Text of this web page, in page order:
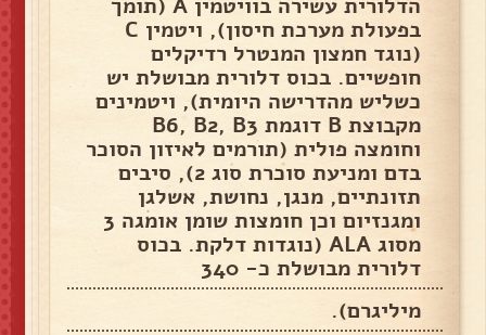
הדלורית עשירה בוויטמין A (תומך
בפעולת מערכת חיסון), ויטמין C
(נוגד חמצון המנטרל רדיקלים
חופשיים. בכוס דלורית מבושלת יש
כשליש מהדרישה היומית), ויטמינים
מקבוצת B דוגמת B6, B2, B3
וחומצה פולית (תורמים לאיזון הסוכר
בדם ומניעת סוכרת סוג 2), סיבים
תזונתיים, מנגן, נחושת, אשלגן
ומגנזיום וכן חומצות שומן אומגה 3
מסוג ALA (נוגדות דלקת. בכוס
דלורית מבושלת כ- 340
מיליגרם).